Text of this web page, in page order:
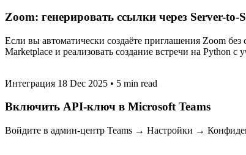
Zoom: генерировать ссылки через Server-
Если вы автоматически создаёте приглашения Zoom
Marketplace и реализовать создание встречи на Python с
Интеграция 18 Dec 2025 • 5 min read
Включить API‑ключ в Microsoft Teams
Войдите в админ‑центр Teams → Настройки →